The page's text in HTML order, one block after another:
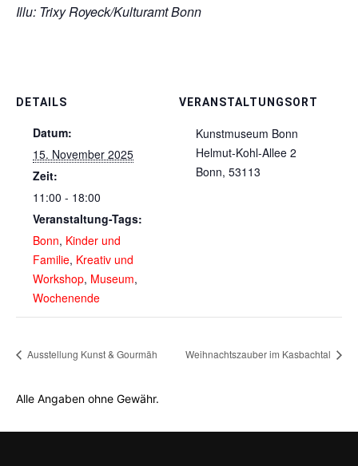
Illu: Trixy Royeck/Kulturamt Bonn
DETAILS
Datum:
15. November 2025
Zeit:
11:00 - 18:00
Veranstaltung-Tags:
Bonn, Kinder und
Familie, Kreativ und
Workshop, Museum,
Wochenende
VERANSTALTUNGSORT
Kunstmuseum Bonn
Helmut-Kohl-Allee 2
Bonn, 53113
Ausstellung Kunst & Gourmäh Weihnachtszauber im Kasbachtal
Alle Angaben ohne Gewähr.